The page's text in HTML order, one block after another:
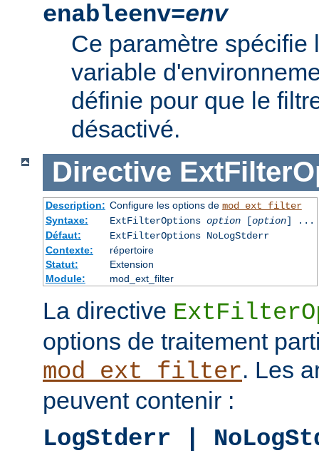
enableenv=env
Ce paramètre spécifie
variable
définie pour que le
désactivé.
Directive
Description: Configure les options de mod_ext_filter
Syntaxe:
ExtFilterOptions option[option] ...
Défaut:
ExtFilterOptions NoLogStderr
Contexte:
répertoire
Statut:
Extension
Module:
mod_ext_filter
La directive
options de traitement
mod_ext_filter. Les
peuvent contenir :
LogStderr |